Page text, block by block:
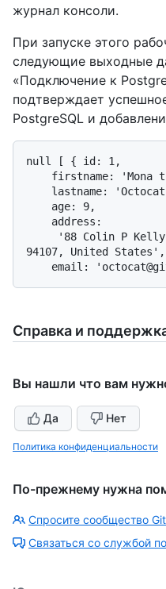
журнал консоли.
При запуске этого
следующие выходные
«Подключение к
подтверждает
PostgreSQL и
null [ { id: 1,
94107, United States',
Справка и
Вы нашли что вам
Да Нет
Политика конфиденциальности
По-прежнему нужна
Спросите сообщество
Связаться со службой